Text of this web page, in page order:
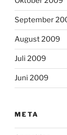
September
August 2009
Juli 2009
Juni 2009
META